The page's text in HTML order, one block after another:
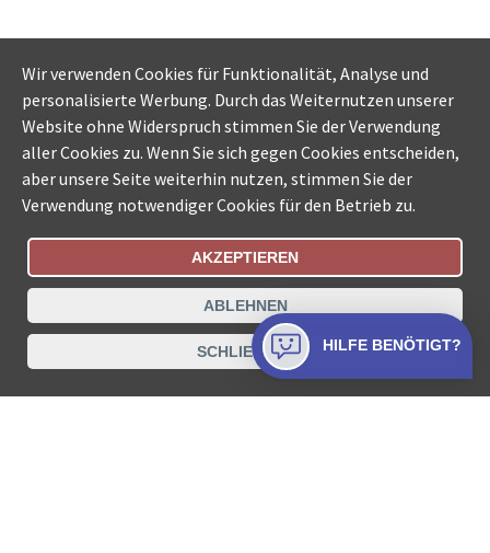
Bestellungsstatus Ämtersuche der Schweiz
Datenschutz Impressum Nutzungsbestimmungen
Kontakt
Wir verwenden Cookies für Funktionalität, Analyse und
personalisierte Werbung. Durch das Weiternutzen unserer
Website ohne Widerspruch stimmen Sie der Verwendung
aller Cookies zu. Wenn Sie sich gegen Cookies entscheiden,
aber unsere Seite weiterhin nutzen, stimmen Sie der
Verwendung notwendiger Cookies für den Betrieb zu.
AKZEPTIEREN
ABLEHNEN
SCHLIESSEN HILFE BENÖTIGT?